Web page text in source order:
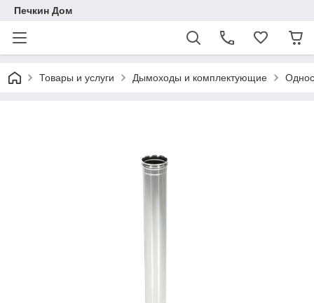
Печкин Дом
Товары и услуги Дымоходы и комплектующие